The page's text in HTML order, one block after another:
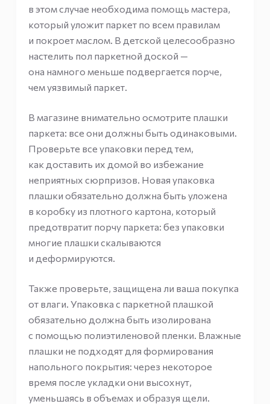
в этом случае необходима помощь мастера,
который уложит паркет по всем правилам
и покроет маслом. В детской целесообразно
настелить пол паркетной доской —
она намного меньше подвергается порче,
чем уязвимый паркет.
В магазине внимательно осмотрите плашки
паркета: все они должны быть одинаковыми.
Проверьте все упаковки перед тем,
как доставить их домой во избежание
неприятных сюрпризов. Новая упаковка
плашки обязательно должна быть уложена
в коробку из плотного картона, который
предотвратит порчу паркета: без упаковки
многие плашки скалываются
и деформируются.
Также проверьте, защищена ли ваша покупка
от влаги. Упаковка с паркетной плашкой
обязательно должна быть изолирована
с помощью полиэтиленовой пленки. Влажные
плашки не подходят для формирования
напольного покрытия: через некоторое
время после укладки они высохнут,
уменьшаясь в объемах и образуя щели.